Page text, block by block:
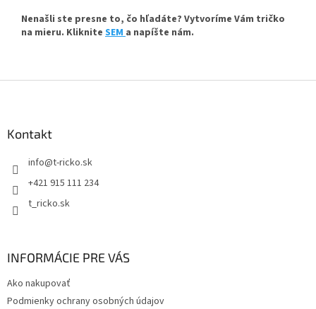
Nenašli ste presne to, čo hľadáte? Vytvoríme Vám tričko
na mieru. Kliknite SEM a napíšte nám.
Kontakt
info@t-ricko.sk
+421 915 111 234
t_ricko.sk
INFORMÁCIE PRE VÁS
Ako nakupovať
Podmienky ochrany osobných údajov